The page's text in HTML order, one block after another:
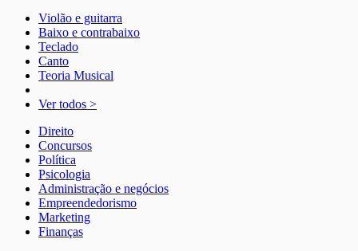
Violão e guitarra
Baixo e contrabaixo
Teclado
Canto
Teoria Musical
Ver todos >
Direito
Concursos
Política
Psicologia
Administração e negócios
Empreendedorismo
Marketing
Finanças